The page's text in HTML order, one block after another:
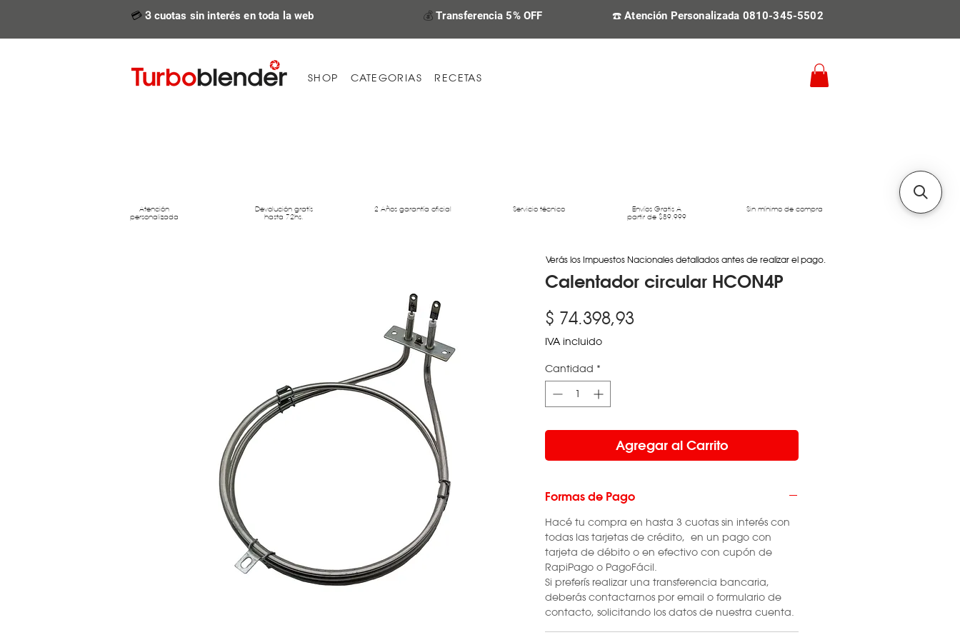
💳 3 cuotas sin interés en toda la web 💰Transferencia 5% OFF ☎️ Atención Personalizada 0810-345-5502
SHOP CATEGORIAS RECETAS
Atención
personalizada
Devolución gratís
hasta 72hs.
2 Años garantía oficial Servicio técnico
Envíos Gratis A
partir de $89.999
Sin mínimo de compra
Calentador circular HCON4P
$ 74.398,93Precio
IVA incluido
Cantidad *
Agregar al Carrito
Formas de Pago
Hacé tu compra en hasta 3 cuotas sin interés con
todas las tarjetas de crédito, en un pago con
tarjeta de débito o en efectivo con cupón de
RapiPago o PagoFácil.
Si preferís realizar una transferencia bancaria,
deberás contactarnos por email o formulario de
contacto, solicitando los datos de nuestra cuenta.
Verás los Impuestos Nacionales detallados antes de realizar el pago.